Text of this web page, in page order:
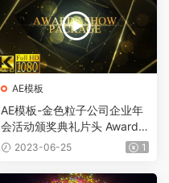
AE模板
AE模板-金色粒子公司企业年
会活动颁奖典礼片头 Awards
Show Pack
2023-06-25 1